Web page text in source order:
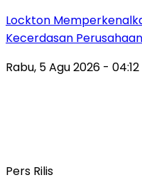
Lockton
Kecerdasan
Rabu, 5 Agu 2026 - 04:12
Pers Rilis